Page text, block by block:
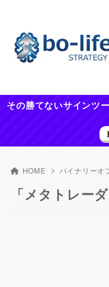
その勝てないサインツ
HOME バイナリーオ
「メタトレー